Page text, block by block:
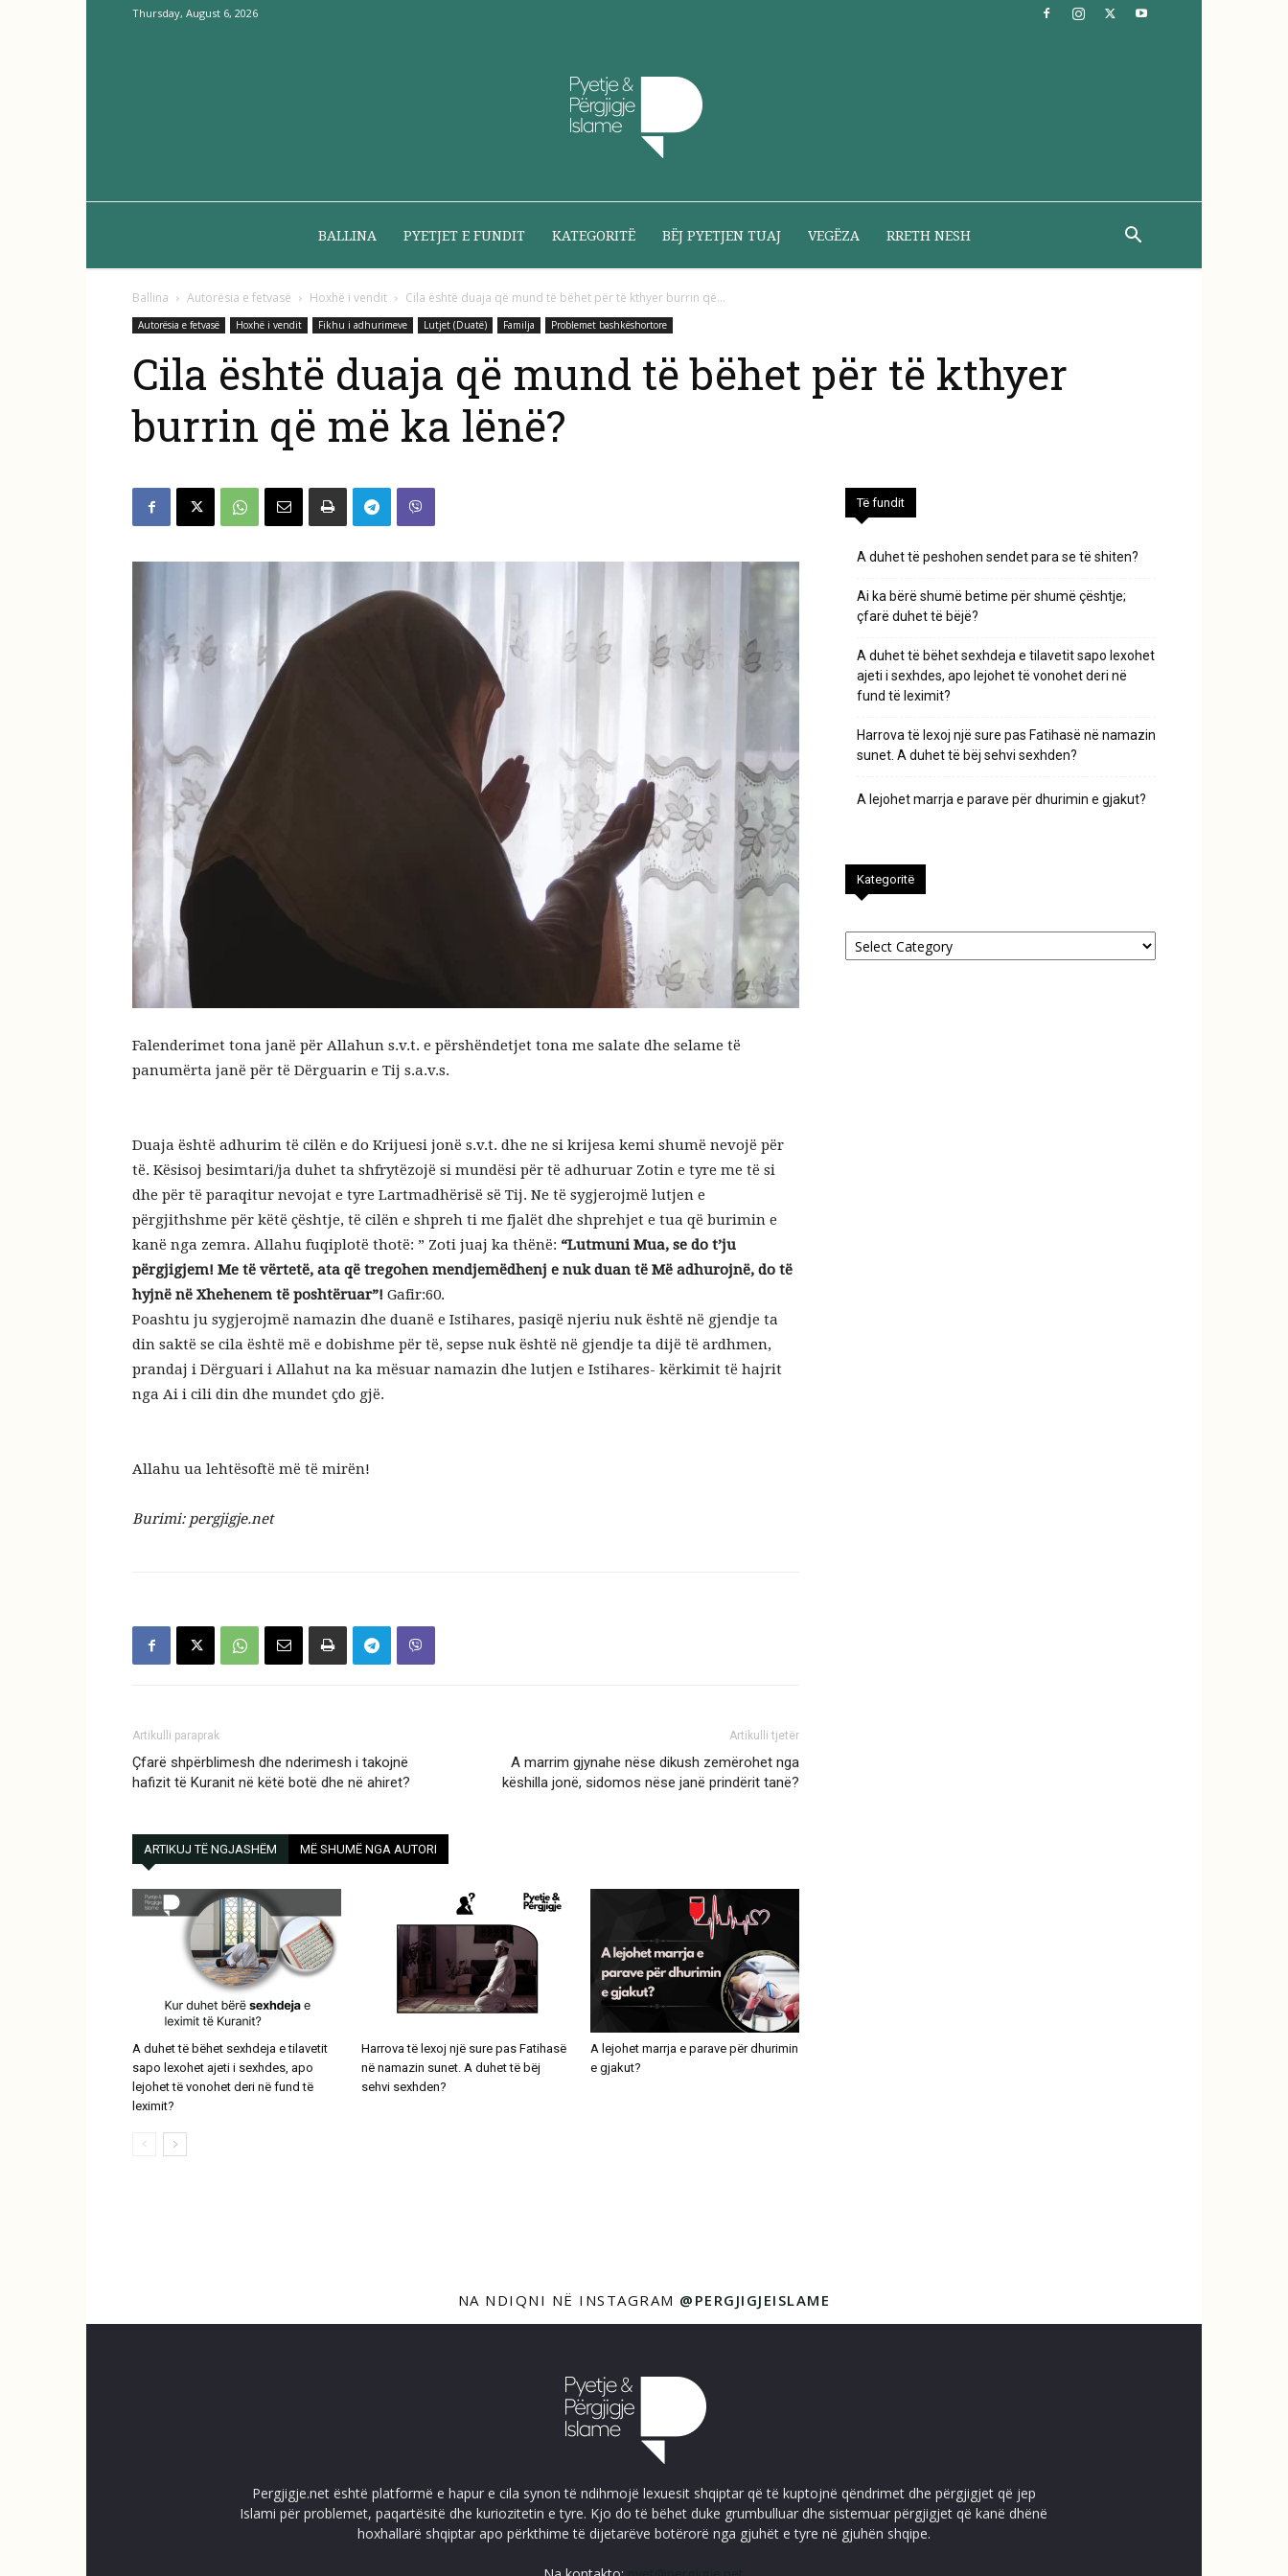
Thursday, August 6, 2026
islame
BALLINA PYETJET E FUNDIT KATEGORITË BËJ PYETJEN TUAJ VEGËZA RRETH NESH
Ballina Autorësia e fetvasë Hoxhë i vendit Cila është duaja që mund të bëhet për të kthyer burrin që...
Autorësia e fetvasë Hoxhë i vendit Fikhu i adhurimeve Lutjet (Duatë) Familja Problemet bashkëshortore
Cila është duaja që mund të bëhet për të kthyer
burrin që më ka lënë?
Falenderimet tona janë për Allahun s.v.t. e përshëndetjet tona me salate dhe selame të
panumërta janë për të Dërguarin e Tij s.a.v.s.
Duaja është adhurim të cilën e do Krijuesi jonë s.v.t. dhe ne si krijesa kemi shumë nevojë për
të. Kësisoj besimtari/ja duhet ta shfrytëzojë si mundësi për të adhuruar Zotin e tyre me të si
dhe për të paraqitur nevojat e tyre Lartmadhërisë së Tij. Ne të sygjerojmë lutjen e
përgjithshme për këtë çështje, të cilën e shpreh ti me fjalët dhe shprehjet e tua që burimin e
kanë nga zemra. Allahu fuqiplotë thotë: ” Zoti juaj ka thënë: “Lutmuni Mua, se do t’ju
përgjigjem! Me të vërtetë, ata që tregohen mendjemëdhenj e nuk duan të Më adhurojnë, do të
hyjnë në Xhehenem të poshtëruar”! Gafir:60.
Poashtu ju sygjerojmë namazin dhe duanë e Istihares, pasiqë njeriu nuk është në gjendje ta
din saktë se cila është më e dobishme për të, sepse nuk është në gjendje ta dijë të ardhmen,
prandaj i Dërguari i Allahut na ka mësuar namazin dhe lutjen e Istihares- kërkimit të hajrit
nga Ai i cili din dhe mundet çdo gjë.
Allahu ua lehtësoftë më të mirën!
Burimi: pergjigje.net
Artikulli paraprak
Çfarë shpërblimesh dhe nderimesh i takojnë
hafizit të Kuranit në këtë botë dhe në ahiret?
Artikulli tjetër
A marrim gjynahe nëse dikush zemërohet nga
këshilla jonë, sidomos nëse janë prindërit tanë?
ARTIKUJ TË NGJASHËM MË SHUMË NGA AUTORI
A duhet të bëhet sexhdeja e tilavetit
sapo lexohet ajeti i sexhdes, apo
lejohet të vonohet deri në fund të
leximit?
Harrova të lexoj një sure pas Fatihasë
në namazin sunet. A duhet të bëj
sehvi sexhden?
A lejohet marrja e parave për dhurimin
e gjakut?
Të fundit
A duhet të peshohen sendet para se të shiten?
Ai ka bërë shumë betime për shumë çështje;
çfarë duhet të bëjë?
A duhet të bëhet sexhdeja e tilavetit sapo lexohet
ajeti i sexhdes, apo lejohet të vonohet deri në
fund të leximit?
Harrova të lexoj një sure pas Fatihasë në namazin
sunet. A duhet të bëj sehvi sexhden?
A lejohet marrja e parave për dhurimin e gjakut?
Kategoritë
Kategoritë
NA NDIQNI NË INSTAGRAM @PERGJIGJEISLAME
Pergjigje.net është platformë e hapur e cila synon të ndihmojë lexuesit shqiptar që të kuptojnë qëndrimet dhe përgjigjet që jep
Islami për problemet, paqartësitë dhe kuriozitetin e tyre. Kjo do të bëhet duke grumbulluar dhe sistemuar përgjigjet që kanë dhënë
hoxhallarë shqiptar apo përkthime të dijetarëve botërorë nga gjuhët e tyre në gjuhën shqipe.